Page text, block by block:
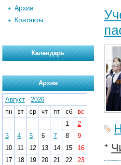
Архив
Контакты
Календарь
Архив
Август - 2026
пн
вт ср чт пт сб
вс
1
2
3
4 5 6 7 8
9
10
11 12 13 14 15
16
17
18 19 20 21 22
23